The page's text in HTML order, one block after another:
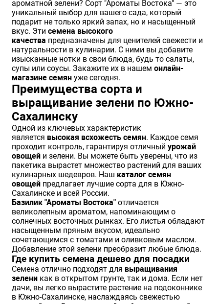
Хризантемы саженцы
Зелень и пряные травы
ароматной зелени? Сорт "Ароматы Востока" — это
уникальный выбор для вашего сада, который
подарит не только яркий запах, но и насыщенный
вкус. Эти семена высокого
качества предназначены для ценителей свежести и
натуральности в кулинарии. С ними вы добавите
изысканные нотки в свои блюда, будь то салаты,
супы или соусы. Закажите их в нашем онлайн-
магазине семян уже сегодня.
Преимущества сорта и
выращивание зелени по Южно-
Сахалинску
Одной из ключевых характеристик
является высокая всхожесть семян. Каждое семя
проходит контроль, гарантируя отличный урожай
овощей и зелени. Вы можете быть уверены, что из
пакетика вырастет множество растений для ваших
кулинарных шедевров. Наш каталог семян
овощей предлагает лучшие сорта для в Южно-
Сахалинске и всей России.
Базилик "Ароматы Востока" отличается
великолепным ароматом, напоминающим о
солнечных восточных рынках. Его листья обладают
насыщенным пряным вкусом, идеально
сочетающимся с томатами и оливковым маслом.
Добавление этой зелени преобразит любые блюда.
Где купить семена дешево для посадки
Семена отлично подходят для выращивания
зелени как в открытом грунте, так и дома. Если нет
дачи, вы легко вырастите растение на подоконнике
в Южно-Сахалинске, наслаждаясь свежестью